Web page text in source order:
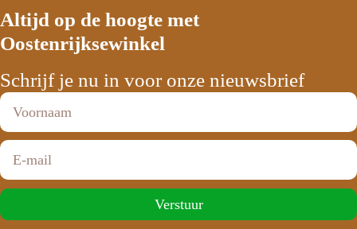
Altijd op de hoogte met
Oostenrijksewinkel
Schrijf je nu in voor onze nieuwsbrief
Verstuur